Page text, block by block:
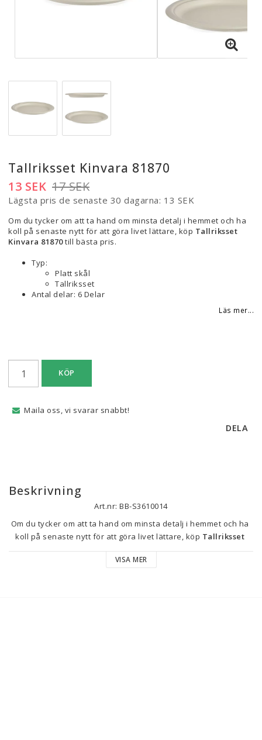
Tallriksset Kinvara 81870
17 SEK
13 SEK
Lägsta pris de senaste 30 dagarna 13 SEK
Om du tycker om att ta hand om minsta detalj i hemmet och ha
koll på senaste nytt för att göra livet lättare, köp Tallriksset
Kinvara 81870till bästa pris.
Typ:
Platt skål
Tallriksset
Antal delar: 6 Delar
Läs mer...
KÖP
Maila oss, vi svarar snabbt!
DELA
Beskrivning
Art.nr: BB-S3610014
Om du tycker om att ta hand om minsta detalj i hemmet och ha
koll på senaste nytt för att göra livet lättare, köp Tallriksset
Kinvara 81870 till bästa pris.
VISA MER